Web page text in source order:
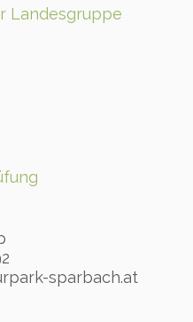
Landesgruppe
sparbach.at